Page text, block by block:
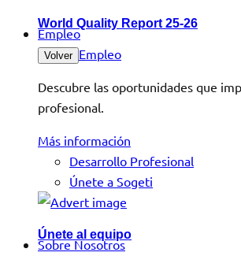
World Quality Report 25-26
Empleo
Volver Empleo
Descubre las oportunidades que
profesional.
Más información
Desarrollo Profesional
Únete a Sogeti
Únete al equipo
Sobre Nosotros